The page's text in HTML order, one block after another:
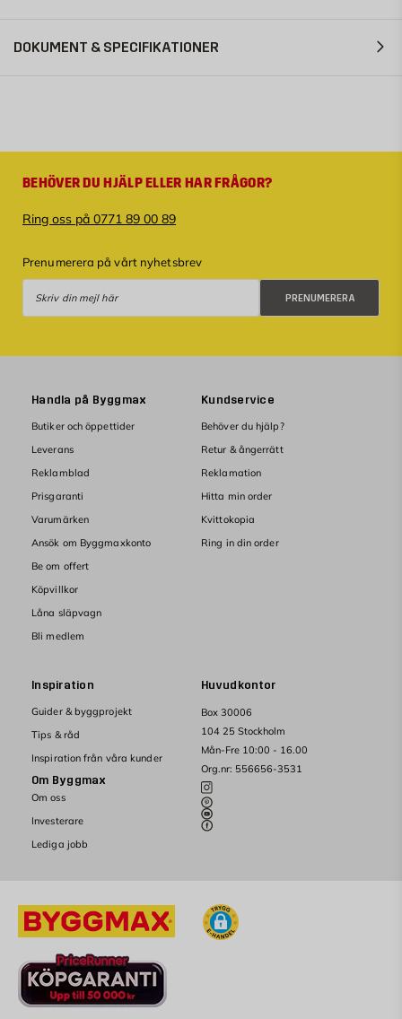
DOKUMENT & SPECIFIKATIONER
BEHÖVER DU HJÄLP ELLER HAR FRÅGOR?
Ring oss på 0771 89 00 89
Prenumerera på vårt nyhetsbrev
PRENUMERERA
Huvudkontor
Box 30006
104 25 Stockholm
Mån-Fre 10:00 - 16.00
Org.nr: 556656-3531
Handla på Byggmax
Butiker och öppettider
Leverans
Reklamblad
Prisgaranti
Varumärken
Ansök om Byggmaxkonto
Be om offert
Köpvillkor
Låna släpvagn
Bli medlem
Kundservice
Behöver du hjälp?
Retur & ångerrätt
Reklamation
Hitta min order
Kvittokopia
Ring in din order
Inspiration
Guider & byggprojekt
Tips & råd
Inspiration från våra kunder
Om Byggmax
Om oss
Investerare
Lediga jobb